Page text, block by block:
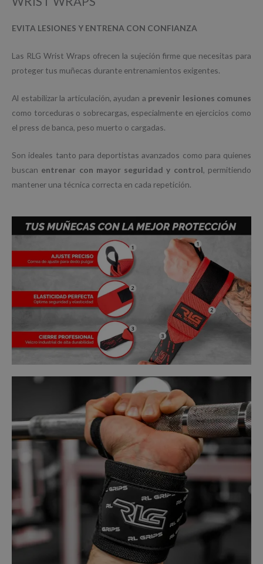
EVITA LESIONES Y ENTRENA CON CONFIANZA
Las RLG Wrist Wraps ofrecen la sujeción firme que necesitas para
proteger tus muñecas durante entrenamientos exigentes.
Al estabilizar la articulación, ayudan a prevenir lesiones comunes
como torceduras o sobrecargas, especialmente en ejercicios como
el press de banca, peso muerto o cargadas.
Son ideales tanto para deportistas avanzados como para quienes
buscan entrenar con mayor seguridad y control, permitiendo
mantener una técnica correcta en cada repetición.